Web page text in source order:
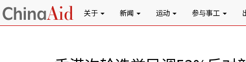
关于 新闻 运动 参与事工